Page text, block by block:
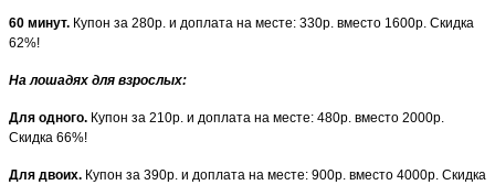
60 минут. Купон за 280р. и доплата на месте: 330р. вместо 1600р. Скидка
62%!
На лошадях для взрослых:
Для одного. Купон за 210р. и доплата на месте: 480р. вместо 2000р.
Скидка 66%!
Для двоих. Купон за 390р. и доплата на месте: 900р. вместо 4000р. Скидка